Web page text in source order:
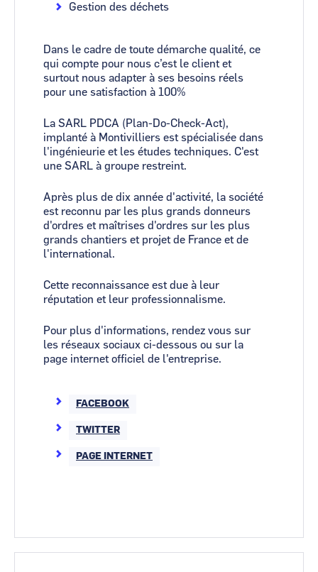
Gestion des déchets
Dans le cadre de toute démarche qualité, ce
qui compte pour nous c’est le client et
surtout nous adapter à ses besoins réels
pour une satisfaction à 100%
La SARL PDCA (Plan-Do-Check-Act),
implanté à Montivilliers est spécialisée dans
l'ingénieurie et les études techniques. C'est
une SARL à groupe restreint.
Après plus de dix année d'activité, la société
est reconnu par les plus grands donneurs
d'ordres et maîtrises d'ordres sur les plus
grands chantiers et projet de France et de
l'international.
Cette reconnaissance est due à leur
réputation et leur professionnalisme.
Pour plus d'informations, rendez vous sur
les réseaux sociaux ci-dessous ou sur la
page internet officiel de l'entreprise.
FACEBOOK
TWITTER
PAGE INTERNET